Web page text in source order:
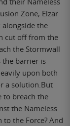
Zone, Elzar
the
cut off from the
the Stormwall
the barrier is
upon both
a solution.But
to breach the
the Nameless
to the Force? And